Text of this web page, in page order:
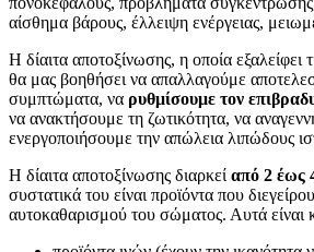
αίσθημα βάρους, έλλειψη ενέργειας,
Η δίαιτα αποτοξίνωσης, η οποία εξαλείφει
θα μας βοηθήσει να απαλλαγούμε
συμπτώματα, να ρυθμίσουμε τον
να ανακτήσουμε τη ζωτικότητα, να
ενεργοποιήσουμε την απώλεια λιπώδους
Η δίαιτα αποτοξίνωσης διαρκεί από 2 έως
συστατικά του είναι προϊόντα που
αυτοκαθαρισμού του σώματος. Αυτά είναι